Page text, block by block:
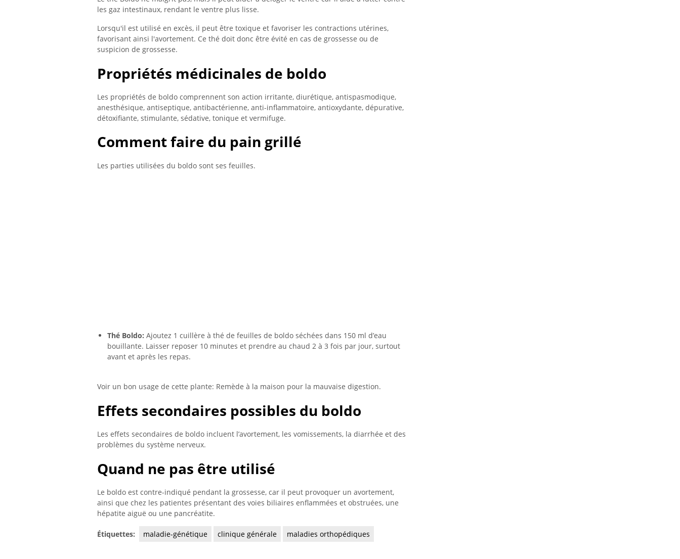
les gaz intestinaux, rendant le ventre plus lisse.
Lorsqu'il est utilisé en excès, il peut être toxique et favoriser les contractions utérines,
favorisant ainsi l'avortement. Ce thé doit donc être évité en cas de grossesse ou de
suspicion de grossesse.
Propriétés médicinales de boldo
Les propriétés de boldo comprennent son action irritante, diurétique, antispasmodique,
anesthésique, antiseptique, antibactérienne, anti-inflammatoire, antioxydante, dépurative,
détoxifiante, stimulante, sédative, tonique et vermifuge.
Comment faire du pain grillé
Les parties utilisées du boldo sont ses feuilles.
Thé Boldo: Ajoutez 1 cuillère à thé de feuilles de boldo séchées dans 150 ml d’eau
bouillante. Laisser reposer 10 minutes et prendre au chaud 2 à 3 fois par jour, surtout
avant et après les repas.
Voir un bon usage de cette plante: Remède à la maison pour la mauvaise digestion.
Effets secondaires possibles du boldo
Les effets secondaires de boldo incluent l’avortement, les vomissements, la diarrhée et des
problèmes du système nerveux.
Quand ne pas être utilisé
Le boldo est contre-indiqué pendant la grossesse, car il peut provoquer un avortement,
ainsi que chez les patientes présentant des voies biliaires enflammées et obstruées, une
hépatite aiguë ou une pancréatite.
Étiquettes: maladie-génétique clinique générale maladies orthopédiques